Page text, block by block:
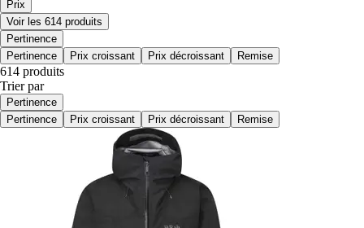
Prix
Voir les 614 produits
Pertinence
Pertinence
Prix croissant Prix décroissant Remise
614 produits
Trier par
Pertinence
Pertinence
Prix croissant Prix décroissant Remise